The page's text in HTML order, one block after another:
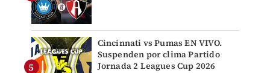
Cincinnati vs Pumas EN VIVO.
Suspenden por clima Partido
Jornada 2 Leagues Cup 2026